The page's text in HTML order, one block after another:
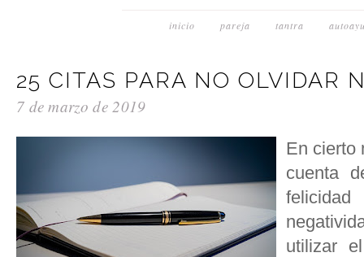
inicio pareja tantra
25 CITAS PARA NO OLVIDAR
7 de marzo de 2019
En cierto
cuenta
utilizar